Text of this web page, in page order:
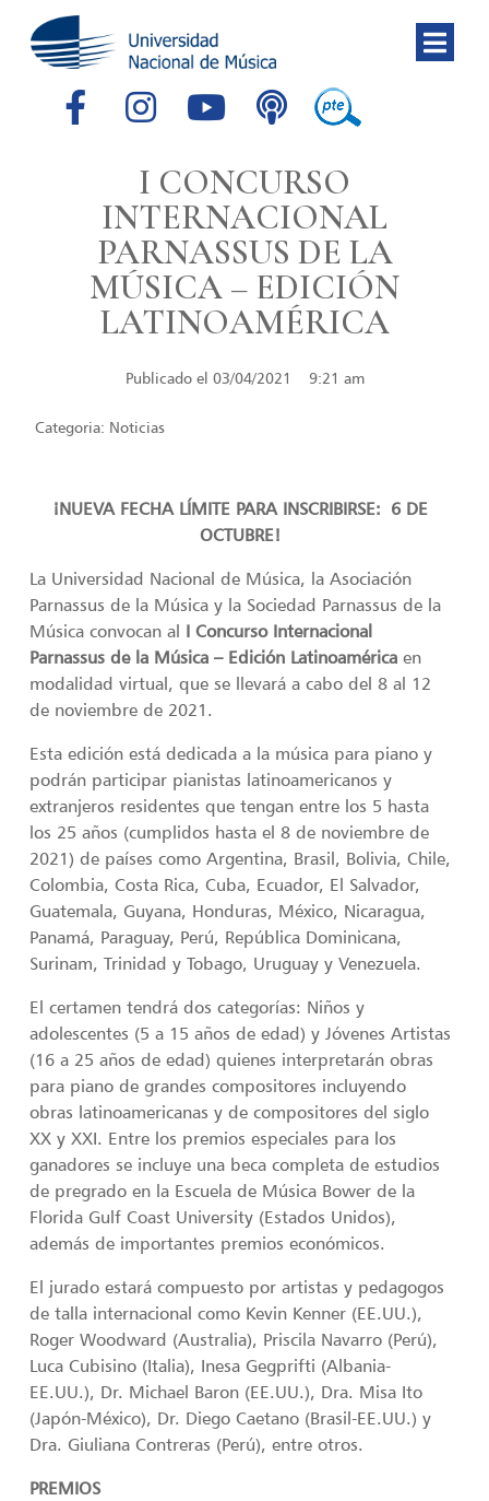
I CONCURSO
INTERNACIONAL
PARNASSUS DE LA
MÚSICA – EDICIÓN
LATINOAMÉRICA
Publicado el 03/04/2021 9:21 am
Categoria: Noticias
¡NUEVA FECHA LÍMITE PARA INSCRIBIRSE: 6 DE
OCTUBRE!
La Universidad Nacional de Música, la Asociación
Parnassus de la Música y la Sociedad Parnassus de la
Música convocan al I Concurso Internacional
Parnassus de la Música – Edición Latinoaméricaen
modalidad virtual, que se llevará a cabo del 8 al 12
de noviembre de 2021.
Esta edición está dedicada a la música para piano y
podrán participar pianistas latinoamericanos y
extranjeros residentes que tengan entre los 5 hasta
los 25 años (cumplidos hasta el 8 de noviembre de
2021) de países como Argentina, Brasil, Bolivia, Chile,
Colombia, Costa Rica, Cuba, Ecuador, El Salvador,
Guatemala, Guyana, Honduras, México, Nicaragua,
Panamá, Paraguay, Perú, República Dominicana,
Surinam, Trinidad y Tobago, Uruguay y Venezuela.
El certamen tendrá dos categorías: Niños y
adolescentes (5 a 15 años de edad) y Jóvenes Artistas
(16 a 25 años de edad) quienes interpretarán obras
para piano de grandes compositores incluyendo
obras latinoamericanas y de compositores del siglo
XX y XXI. Entre los premios especiales para los
ganadores se incluye una beca completa de estudios
de pregrado en la Escuela de Música Bower de la
Florida Gulf Coast University (Estados Unidos),
además de importantes premios económicos.
El jurado estará compuesto por artistas y pedagogos
de talla internacional como Kevin Kenner (EE.UU.),
Roger Woodward (Australia), Priscila Navarro (Perú),
Luca Cubisino (Italia), Inesa Gegprifti (Albania-
EE.UU.), Dr. Michael Baron (EE.UU.), Dra. Misa Ito
(Japón-México), Dr. Diego Caetano (Brasil-EE.UU.) y
Dra. Giuliana Contreras (Perú), entre otros.
PREMIOS